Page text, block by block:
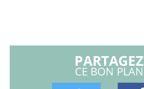
PARTAGEZ
CE BON PLAN